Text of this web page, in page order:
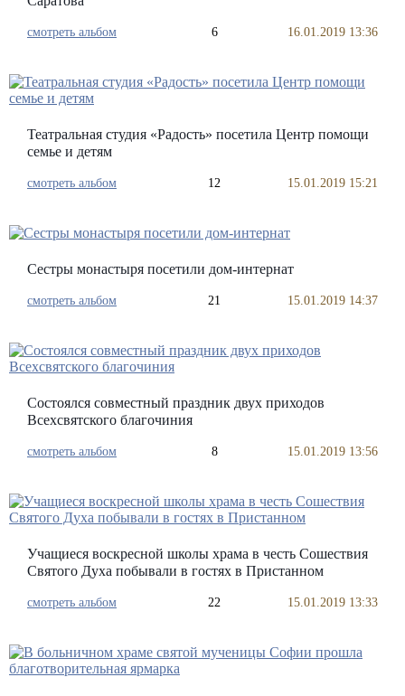
смотреть альбом 6 16.01.2019 13:36
Театральная студия «Радость» посетила Центр помощи
семье и детям
смотреть альбом 12 15.01.2019 15:21
Сестры монастыря посетили дом-интернат
смотреть альбом 21 15.01.2019 14:37
Состоялся совместный праздник двух приходов
Всехсвятского благочиния
смотреть альбом 8 15.01.2019 13:56
Учащиеся воскресной школы храма в честь Сошествия
Святого Духа побывали в гостях в Пристанном
смотреть альбом 22 15.01.2019 13:33